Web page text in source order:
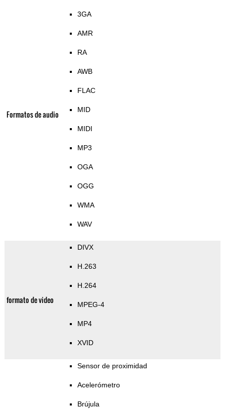
Formatos de audio
3GA
AMR
RA
AWB
FLAC
MID
MIDI
MP3
OGA
OGG
WMA
WAV
formato de video
DIVX
H.263
H.264
MPEG-4
MP4
XVID
Sensor de proximidad
Acelerómetro
Brújula